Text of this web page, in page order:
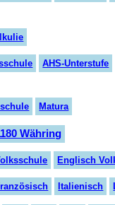
AHS-Unterstufe
Matura
Währing
Englisch
Italienisch